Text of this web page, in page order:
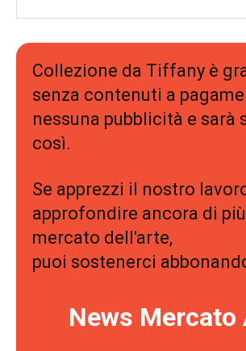
Collezione da Tiffany è
senza contenuti a
nessuna pubblicità e sarà
così.
Se apprezzi il nostro
approfondire ancora di
mercato dell'arte,
puoi sostenerci
News Mercato